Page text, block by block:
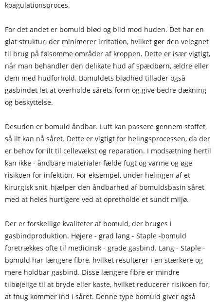
koagulationsproces.
For det andet er bomuld blød og blid mod huden. Det har en
glat struktur, der minimerer irritation, hvilket gør den velegnet
til brug på følsomme områder af kroppen. Dette er især vigtigt,
når man behandler den delikate hud af spædbørn, ældre eller
dem med hudforhold. Bomuldets blødhed tillader også
gasbindet let at overholde sårets form og give bedre dækning
og beskyttelse.
Desuden er bomuld åndbar. Luft kan passere gennem stoffet,
så ilt kan nå såret. Dette er vigtigt for helingsprocessen, da der
er behov for ilt til cellevækst og reparation. I modsætning hertil
kan ikke - åndbare materialer fælde fugt og varme og øge
risikoen for infektion. For eksempel, under helingen af et
kirurgisk snit, hjælper den åndbarhed af bomuldsbasin såret
med at heles hurtigere ved at opretholde et sundt miljø.
Der er forskellige kvaliteter af bomuld, der bruges i
gasbindproduktion. Højere - grad lang - Staple -bomuld
foretrækkes ofte til medicinsk - grade gasbind. Lang - Staple -
bomuld har længere fibre, hvilket resulterer i en stærkere og
mere holdbar gasbind. Disse længere fibre er mindre
tilbøjelige til at bryde eller kaste, hvilket reducerer risikoen for,
at fnug kommer ind i såret. Denne type bomuld giver også